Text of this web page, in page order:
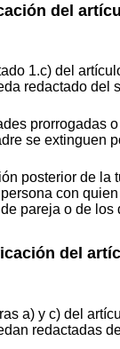
del
1.c) del
redactado del
prorrogadas o
se extinguen
posterior de la
con
pareja o de los
del
a) y c) del
redactadas